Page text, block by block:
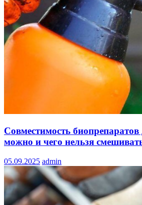
Совместимость биопрепаратов
можно и чего нельзя
05.09.2025 admin